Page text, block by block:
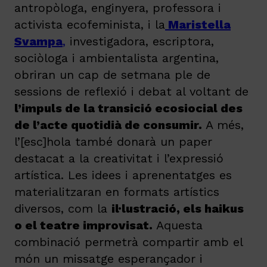
antropòloga, enginyera, professora i
activista ecofeminista, i la Maristella
Svampa, investigadora, escriptora,
sociòloga i ambientalista argentina,
obriran un cap de setmana ple de
sessions de reflexió i debat al voltant de
l’impuls de la transició ecosiocial des
de l’acte quotidià de consumir. A més,
l’[esc]hola també donarà un paper
destacat a la creativitat i l’expressió
artística. Les idees i aprenentatges es
materialitzaran en formats artístics
diversos, com la il·lustració, els haikus
o el teatre improvisat. Aquesta
combinació permetrà compartir amb el
món un missatge esperançador i